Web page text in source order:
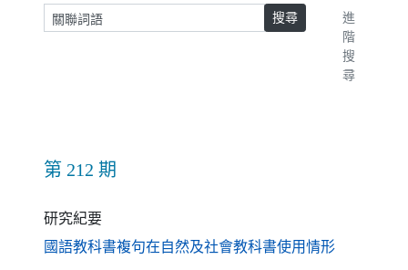
請輸入關鍵字 搜尋
進
階
搜
尋
第 212 期
研究紀要
國語教科書複句在自然及社會教科書使用情形（另開新